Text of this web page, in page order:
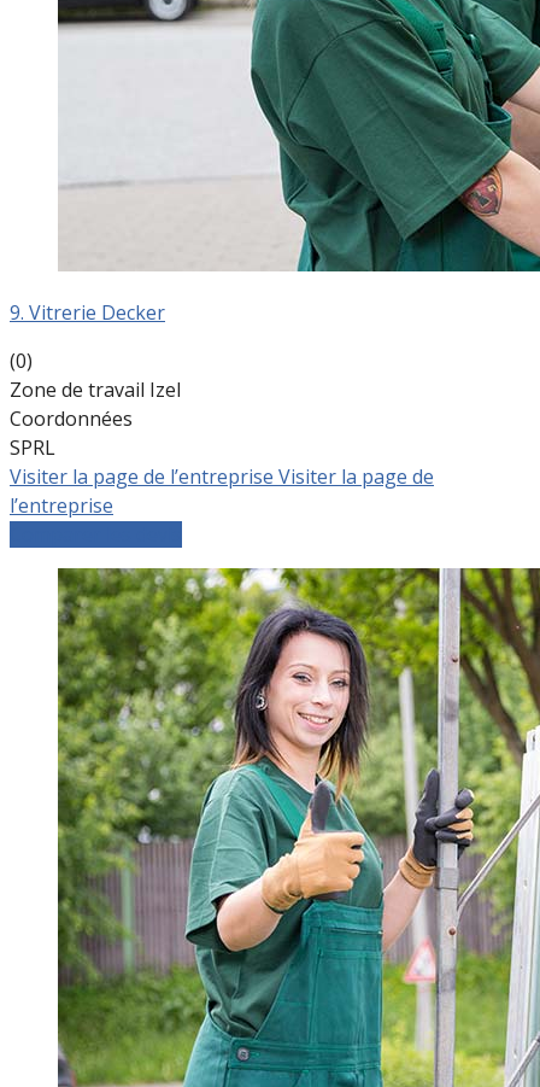
9. Vitrerie Decker
(0)
Zone de travail Izel
Coordonnées
SPRL
Visiter la page de l’entreprise Visiter la page de
l’entreprise